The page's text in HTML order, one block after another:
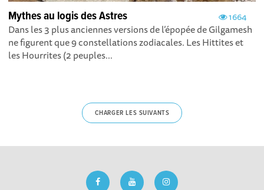
1664
Mythes au logis des Astres
Dans les 3 plus anciennes versions de l’épopée de Gilgamesh
ne figurent que 9 constellations zodiacales. Les Hittites et
les Hourrites (2 peuples...
CHARGER LES SUIVANTS